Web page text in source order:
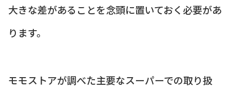
大きな差があることを念頭に置いておく必要があ
ります。
モモストアが調べた主要なスーパーでの取り扱